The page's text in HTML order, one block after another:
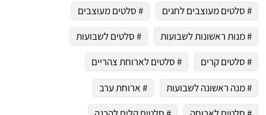
# סלטים מעוצבים לחגים
# סלטים מעוצבים
# מנות ראשונות לשבועות
# סלטים לשבועות
# סלטים קרים
# סלטים לארוחת צהריים
# מנה ראשונה לשבועות
# ארוחת ערב